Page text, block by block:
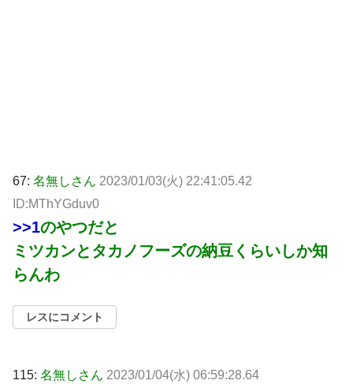
67: 名無しさん 2023/01/03(火) 22:41:05.42
ID:MThYGduv0
>>1のやつだと
ミツカンとタカノフーズの納豆くらいしか知
らんわ
レスにコメント
115: 名無しさん 2023/01/04(水) 06:59:28.64